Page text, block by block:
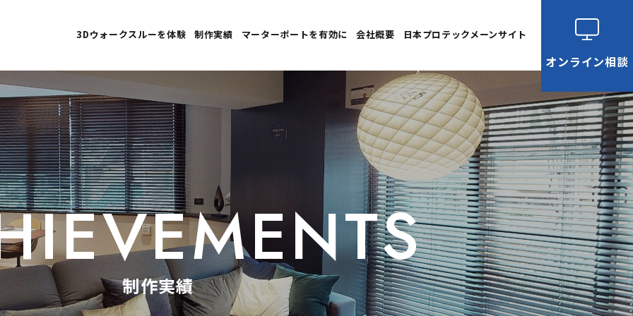
3Dウォークスルーを体験 制作実績 マーターポートを有効に 会社概要 日本プロテックメーンサイト
オンライン相談
制作実績